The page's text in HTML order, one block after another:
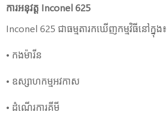
ការអនុវត្ត Inconel 625
Inconel 625 ជាធម្មតារកឃើញកម្មវិធីនៅក្នុង៖
• កងម៉ារីន
• ឧស្សាហកម្មអវកាស
• ដំណើរការគីមី